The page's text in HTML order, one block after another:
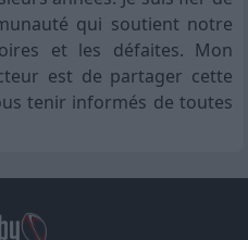
qui soutient notre
et les défaites. Mon
est de partager cette
tenir informés de toutes